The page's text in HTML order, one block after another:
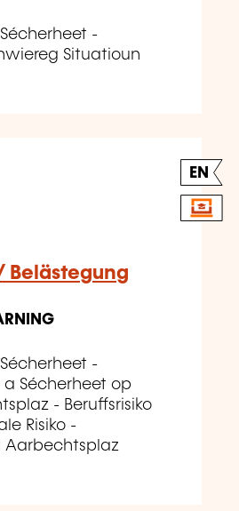
-
Situatioun
EN
Belästegung
-
Sécherheet op
- Beruffsrisiko
Risiko -
Aarbechtsplaz